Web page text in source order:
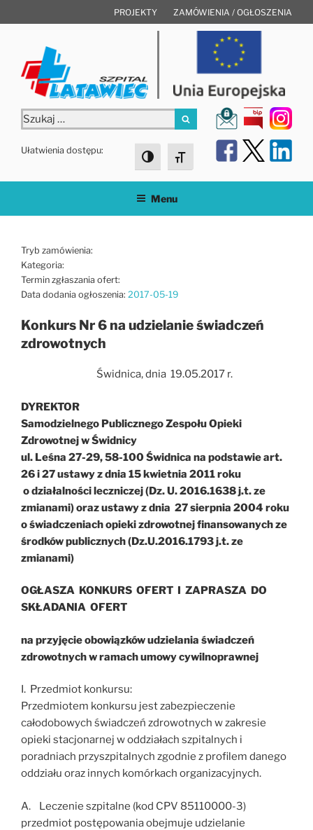
do
PROJEKTY ZAMÓWIENIA / OGŁOSZENIA
Szukaj:
Szukaj
Ułatwienia dostępu:
Toggle High Contrast
Toggle Font size
Menu
Tryb zamówienia:
Kategoria:
Termin zgłaszania ofert:
Data dodania ogłoszenia: 2017-05-19
Konkurs Nr 6 na udzielanie świadczeń
zdrowotnych
Świdnica, dnia 19.05.2017 r.
DYREKTOR
Samodzielnego Publicznego Zespołu Opieki
Zdrowotnej w Świdnicy
ul. Leśna 27-29, 58-100 Świdnica na podstawie art.
26 i 27 ustawy z dnia 15 kwietnia 2011 roku
o działalności leczniczej (Dz. U. 2016.1638 j.t. ze
zmianami) oraz ustawy z dnia 27 sierpnia 2004 roku
o świadczeniach opieki zdrowotnej finansowanych ze
środków publicznych (Dz.U.2016.1793 j.t. ze
zmianami)
OGŁASZA KONKURS OFERT I ZAPRASZA DO
SKŁADANIA OFERT
na przyjęcie obowiązków udzielania świadczeń
zdrowotnych w ramach umowy cywilnoprawnej
I. Przedmiot konkursu:
Przedmiotem konkursu jest zabezpieczenie
całodobowych świadczeń zdrowotnych w zakresie
opieki stacjonarnej w oddziałach szpitalnych i
poradniach przyszpitalnych zgodnie z profilem danego
oddziału oraz innych komórkach organizacyjnych.
A. Leczenie szpitalne (kod CPV 85110000-3)
przedmiot postępowania obejmuje udzielanie